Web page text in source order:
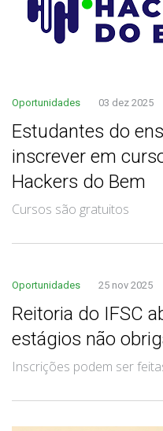
Oportunidades 03 dez 2025
Estudantes do
inscrever em
Hackers do Bem
Cursos são gratuitos
Oportunidades 25 nov 2025
Reitoria do IFSC
estágios não
Inscrições podem ser